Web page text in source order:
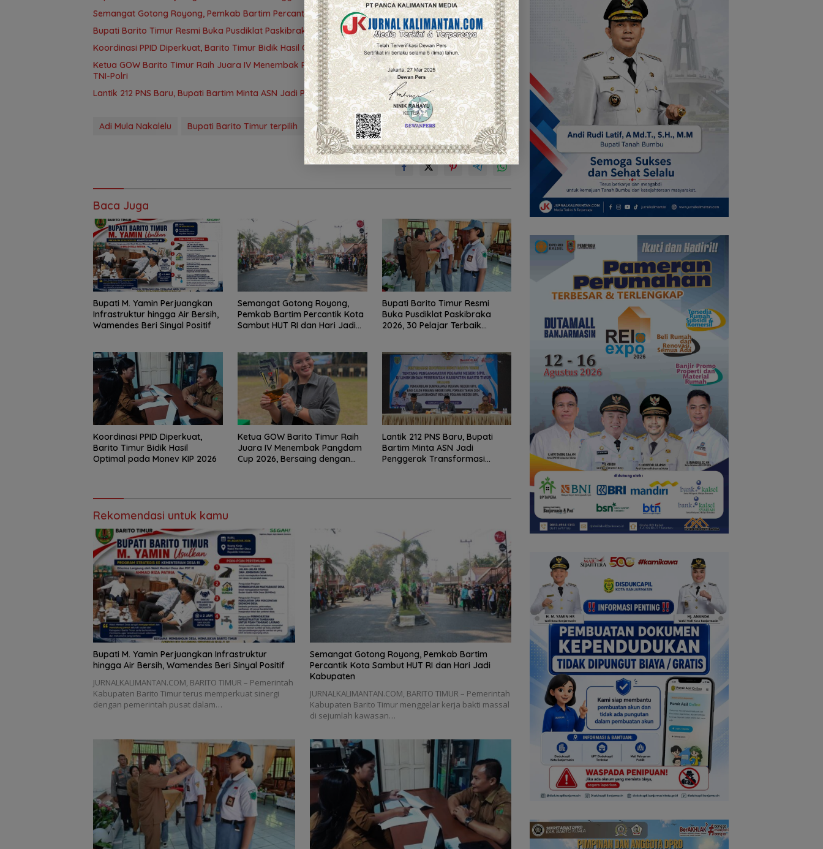
Semangat Gotong Royong, Pemkab Bartim Percantik Kota Sambut HUT RI dan Hari Jadi Kabupaten
Bupati Barito Timur Resmi Buka Pusdiklat Paskibraka 2026, 30 Pelajar Terbaik Digembleng
Koordinasi PPID Diperkuat, Barito Timur Bidik Hasil Optimal pada Monev KIP 2026
Ketua GOW Barito Timur Raih Juara IV Menembak Pangdam Cup 2026, Bersaing dengan Pimpinan
TNI-Polri
Lantik 212 PNS Baru, Bupati Bartim Minta ASN Jadi Penggerak Transformasi Digital
Adi Mula Nakalelu Bupati Barito Timur terpilih M Yamin
Baca Juga
Bupati M. Yamin Perjuangkan
Infrastruktur hingga Air Bersih,
Wamendes Beri Sinyal Positif
Semangat Gotong Royong,
Pemkab Bartim Percantik Kota
Sambut HUT RI dan Hari Jadi
Bupati Barito Timur Resmi
Buka Pusdiklat Paskibraka
2026, 30 Pelajar Terbaik
Koordinasi PPID Diperkuat,
Barito Timur Bidik Hasil
Optimal pada Monev KIP 2026
Ketua GOW Barito Timur Raih
Juara IV Menembak Pangdam
Cup 2026, Bersaing dengan
Lantik 212 PNS Baru, Bupati
Bartim Minta ASN Jadi
Penggerak Transformasi
Rekomendasi untuk kamu
Bupati M. Yamin Perjuangkan Infrastruktur
hingga Air Bersih, Wamendes Beri Sinyal Positif
JURNALKALIMANTAN.COM, BARITO TIMUR – Pemerintah
Kabupaten Barito Timur terus memperkuat sinergi
dengan pemerintah pusat dalam…
Semangat Gotong Royong, Pemkab Bartim
Percantik Kota Sambut HUT RI dan Hari Jadi
Kabupaten
JURNALKALIMANTAN.COM, BARITO TIMUR – Pemerintah
Kabupaten Barito Timur menggelar kerja bakti massal
di sejumlah kawasan…